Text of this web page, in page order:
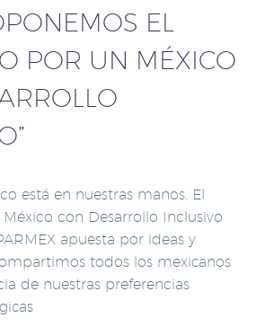
EL
POR UN MÉXICO
está en nuestras manos. El
con Desarrollo Inclusivo
apuesta por ideas y
todos los mexicanos
de nuestras preferencias